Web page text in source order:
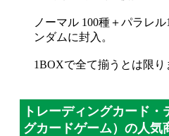
ノーマル 100種＋パラレ
ンダムに封入。
1BOXで全て揃うとは限り
トレーディングカード
グカードゲーム）の人